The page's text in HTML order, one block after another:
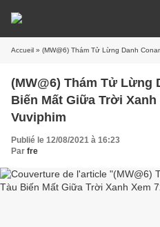
Accueil » (MW@6) Thám Tử Lừng Danh Conan: Con Tàu
(MW@6) Thám Tử Lừng
Biến Mất Giữa Trời Xanh
Vuviphim
Publié le 12/08/2021 à 16:23
Par fre